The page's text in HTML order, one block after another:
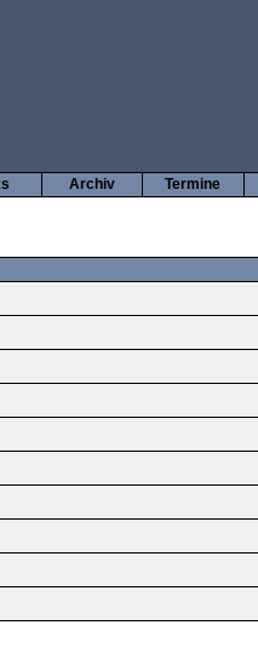
Termine
Archiv